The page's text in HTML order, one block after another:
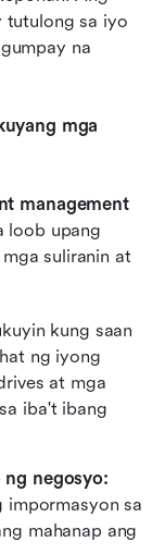
tutulong sa iyo
na
mga
management
loob upang
suliranin at
kung saan
ng iyong
at mga
ng negosyo:
impormasyon sa
mahanap ang